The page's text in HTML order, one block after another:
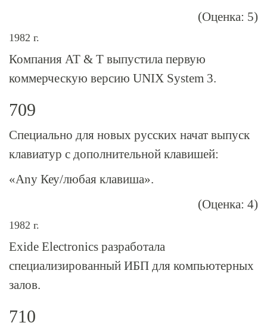
(Оценка: 5)
1982 г.
Компания AT & T выпустила первую
коммерческую версию UNIX System 3.
709
Специально для новых русских начат выпуск
клавиатур с дополнительной клавишей:
«Аnу Кеу/любая клавиша».
(Оценка: 4)
1982 г.
Exide Electronics разработала
специализированный ИБП для компьютерных
залов.
710